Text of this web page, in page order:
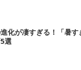
化が凄すぎる！「暑
選